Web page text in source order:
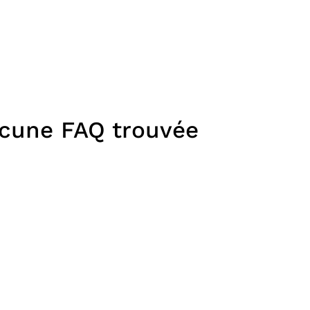
FAQ trouvée